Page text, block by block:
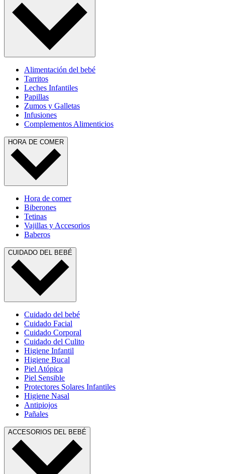
Alimentación del bebé
Tarritos
Leches Infantiles
Papillas
Zumos y Galletas
Infusiones
Complementos Alimenticios
HORA DE COMER
Hora de comer
Biberones
Tetinas
Vajillas y Accesorios
Baberos
CUIDADO DEL BEBÉ
Cuidado del bebé
Cuidado Facial
Cuidado Corporal
Cuidado del Culito
Higiene Infantil
Higiene Bucal
Piel Atópica
Piel Sensible
Protectores Solares Infantiles
Higiene Nasal
Antipiojos
Pañales
ACCESORIOS DEL BEBÉ